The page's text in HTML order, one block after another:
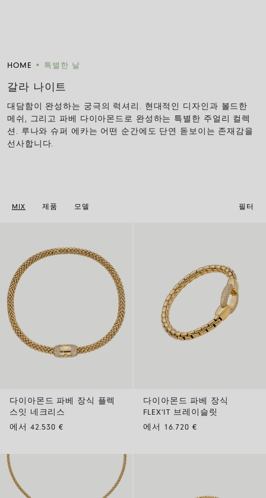
HOME • 특별한 날
갈라 나이트
대담함이 완성하는 궁극의 럭셔리. 현대적인 디자인과 볼드한
메쉬, 그리고 파베 다이아몬드로 완성하는 특별한 주얼리 컬렉
션. 루나와 슈퍼 에카는 어떤 순간에도 단연 돋보이는 존재감을
선사합니다.
MIX 제품 모델 필터
다이아몬드 파베 장식 플렉
스잇 네크리스
에서 42.530 €
다이아몬드 파베 장식
FLEX’IT 브레이슬릿
에서 16.720 €